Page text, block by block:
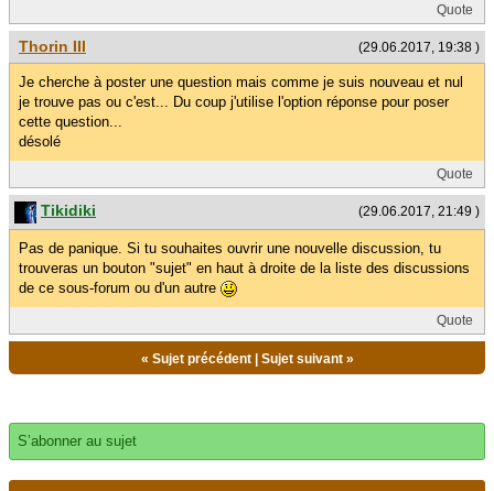
Quote
(29.06.2017, 19:38 )
Thorin III
Je cherche à poster une question mais comme je suis nouveau et nul
je trouve pas ou c'est... Du coup j'utilise l'option réponse pour poser
cette question...
désolé
Quote
(29.06.2017, 21:49 )
Tikidiki
Pas de panique. Si tu souhaites ouvrir une nouvelle discussion, tu
trouveras un bouton "sujet" en haut à droite de la liste des discussions
de ce sous-forum ou d'un autre
Quote
« Sujet précédent| Sujet suivant»
S’abonner au sujet